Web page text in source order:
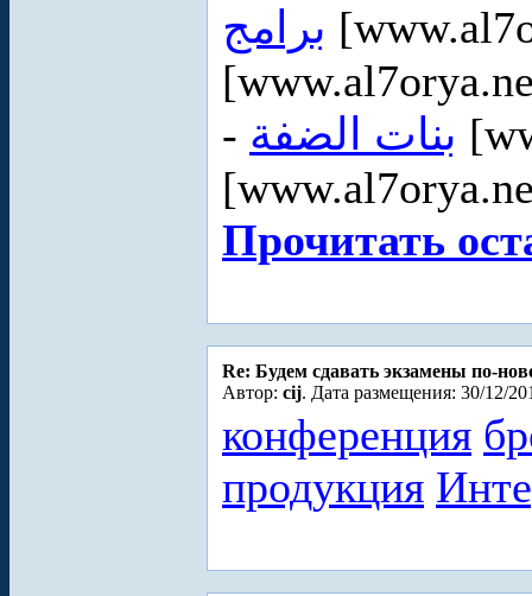
برامج
- بنات الضفة
Прочитать
Re: Будем сдавать экзамены по-
Автор: cij. Дата размещения: 30/12/
конференция
продукция